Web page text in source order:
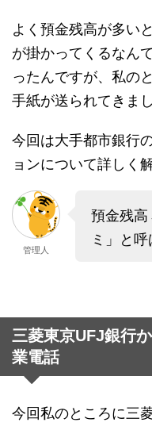
よく預金残高が多い
が掛かってくるなん
ったんですが、私の
手紙が送られてきまし
今回は大手都市銀行
ョンについて詳しく
管理人
預金残
ミ」と
三菱東京UFJ銀行
業電話
今回私のところに三